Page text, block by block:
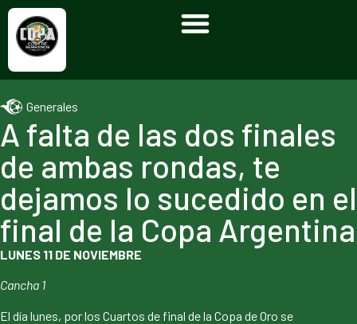
Generales
A falta de las dos finales
de ambas rondas, te
dejamos lo sucedido en el
final de la Copa Argentina
LUNES 11 DE NOVIEMBRE
Cancha 1
El día lunes, por los Cuartos de final de la Copa de Oro se